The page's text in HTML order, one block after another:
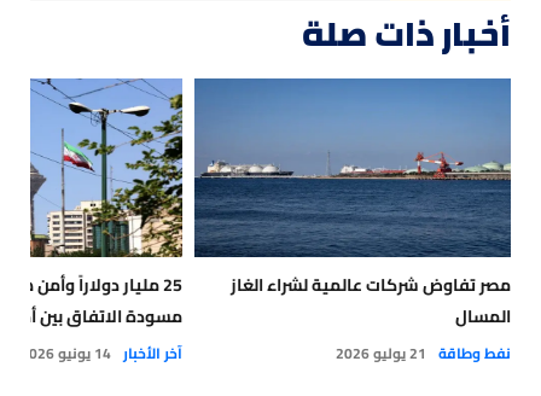
أخبار ذات صلة
مصر تفاوض شركات عالمية لشراء الغاز
المسال
نفط وطاقة 21 يوليو 2026
25 مليار دولاراً وأمن
مسودة الاتفاق بين
آخر الأخبار 14 يونيو 2026